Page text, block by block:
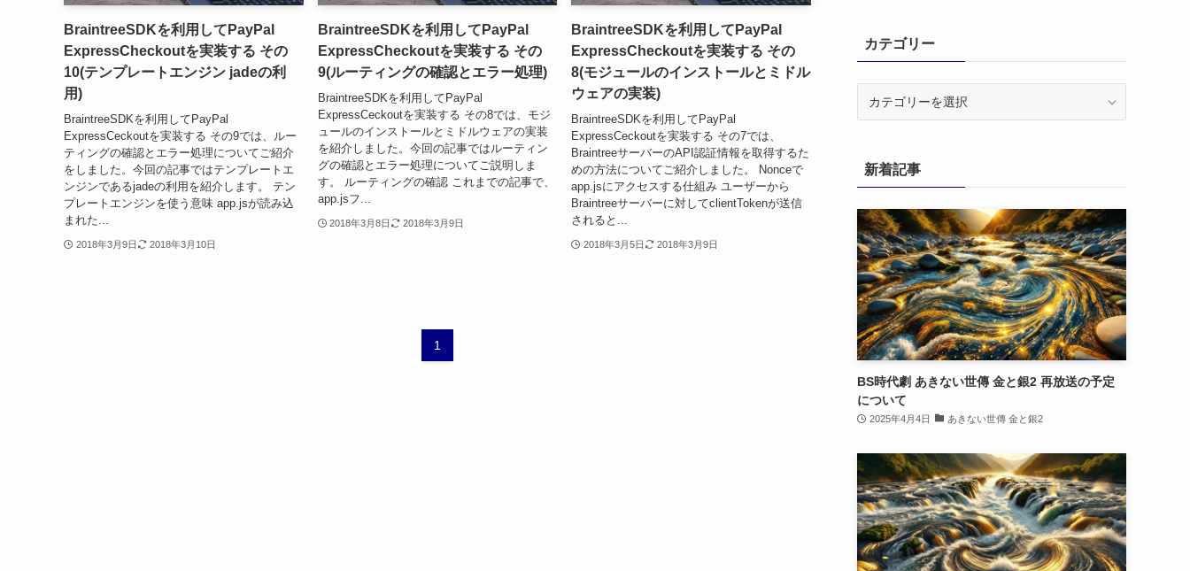
BraintreeSDKを利用してPayPal
ExpressCheckoutを実装する その
10(テンプレートエンジン jadeの利
用)
BraintreeSDKを利用してPayPal
ExpressCeckoutを実装する その9では、ルー
ティングの確認とエラー処理についてご紹介
をしました。今回の記事ではテンプレートエ
ンジンであるjadeの利用を紹介します。 テン
プレートエンジンを使う意味 app.jsが読み込
まれた...
2018年3月9日 2018年3月10日
BraintreeSDKを利用してPayPal
ExpressCheckoutを実装する その
9(ルーティングの確認とエラー処理)
BraintreeSDKを利用してPayPal
ExpressCeckoutを実装する その8では、モジ
ュールのインストールとミドルウェアの実装
を紹介しました。今回の記事ではルーティン
グの確認とエラー処理についてご説明しま
す。 ルーティングの確認 これまでの記事で、
app.jsフ...
2018年3月8日 2018年3月9日
BraintreeSDKを利用してPayPal
ExpressCheckoutを実装する その
8(モジュールのインストールとミドル
ウェアの実装)
BraintreeSDKを利用してPayPal
ExpressCeckoutを実装する その7では、
BraintreeサーバーのAPI認証情報を取得するた
めの方法についてご紹介しました。 Nonceで
app.jsにアクセスする仕組み ユーザーから
Braintreeサーバーに対してclientTokenが送信
されると...
2018年3月5日 2018年3月9日
1
カテゴリー
ー新着記事
BS時代劇 あきない世傳 金と銀2 再放送の予定
について
2025年4月4日 あきない世傳 金と銀2